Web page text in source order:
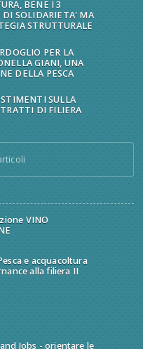
BENE I 3
SOLIDARIETA' MA
STRUTTURALE
PER LA
GIANI, UNA
DELLA PESCA
SULLA
DI FILIERA
VINO
e acquacoltura
alla filiera II
Jobs - orientare le